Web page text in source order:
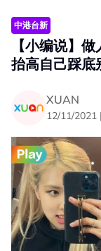
中港台新
【小编说】
抬高自己踩底
XUAN
12/11/2021